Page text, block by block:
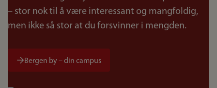
– stor nok til å være interessant og mangfoldig,
men ikke så stor at du forsvinner i mengden.
Bergen by – din campus